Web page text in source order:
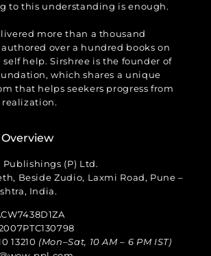
to this understanding is enough.
more than a thousand
over a hundred books on
help. Sirshree is the founder of
which shares a unique
that helps seekers progress from
realization.
Publishings (P) Ltd.
Beside Zudio, Laxmi Road, Pune –
India.
13210 (Mon–Sat, 10 AM – 6 PM IST)